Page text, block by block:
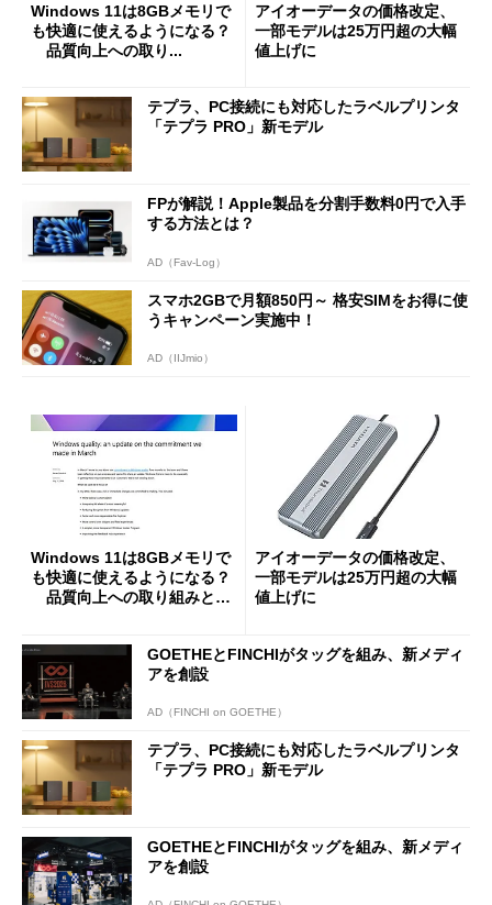
Windows 11は8GBメモリで
も快適に使えるようになる？
品質向上への取り...
アイオーデータの価格改定、
一部モデルは25万円超の大幅
値上げに
テプラ、PC接続にも対応したラベルプリンタ
「テプラ PRO」新モデル
FPが解説！Apple製品を分割手数料0円で入手
する方法とは？
AD（Fav-Log）
スマホ2GBで月額850円～ 格安SIMをお得に使
うキャンペーン実施中！
AD（IIJmio）
Windows 11は8GBメモリで
も快適に使えるようになる？
品質向上への取り組みと
アイオーデータの価格改定、
一部モデルは25万円超の大幅
値上げに
GOETHEとFINCHIがタッグを組み、新メディ
アを創設
AD（FINCHI on GOETHE）
テプラ、PC接続にも対応したラベルプリンタ
「テプラ PRO」新モデル
GOETHEとFINCHIがタッグを組み、新メディ
アを創設